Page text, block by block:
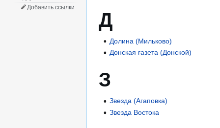
Д
Долина (Мильково)
Донская газета (Донской)
З
Звезда (Агаповка)
Звезда Востока
Добавить ссылки